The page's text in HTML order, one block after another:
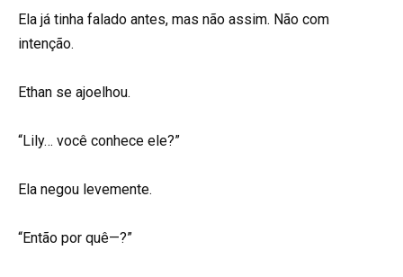
Ela já tinha falado antes, mas não assim. Não com
intenção.
Ethan se ajoelhou.
“Lily… você conhece ele?”
Ela negou levemente.
“Então por quê—?”